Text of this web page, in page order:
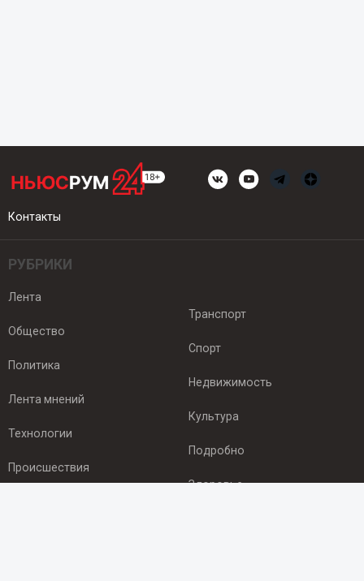
Контакты
РУБРИКИ
Лента
Общество
Политика
Лента мнений
Технологии
Происшествия
Транспорт
Спорт
Недвижимость
Культура
Подробно
Здоровье